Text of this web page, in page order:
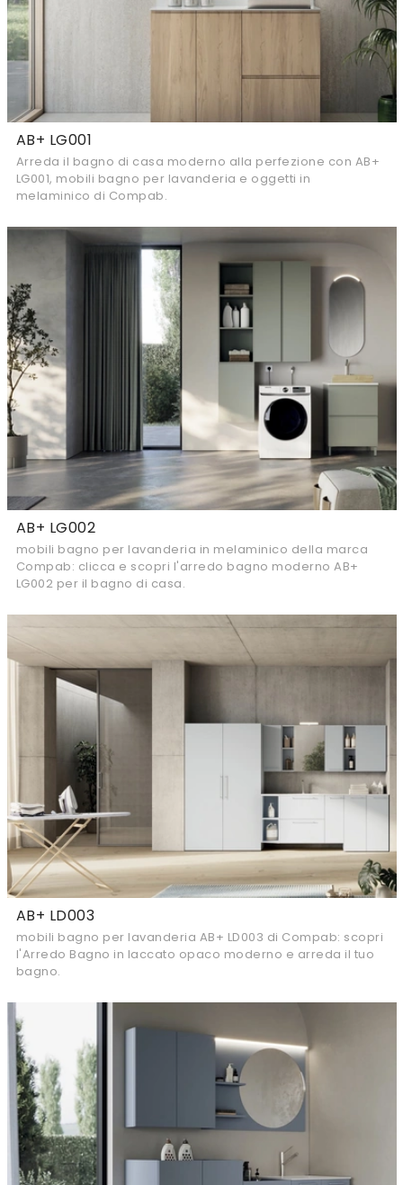
AB+ LG001
Arreda il bagno di casa moderno alla perfezione con AB+
LG001, mobili bagno per lavanderia e oggetti in
melaminico di Compab.
AB+ LG002
mobili bagno per lavanderia in melaminico della marca
Compab: clicca e scopri l'arredo bagno moderno AB+
LG002 per il bagno di casa.
AB+ LD003
mobili bagno per lavanderia AB+ LD003 di Compab: scopri
l'Arredo Bagno in laccato opaco moderno e arreda il tuo
bagno.